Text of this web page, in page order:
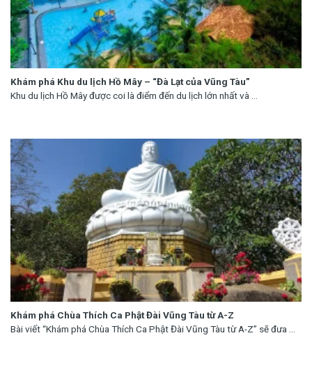
Khám phá Khu du lịch Hồ Mây – “Đà Lạt của Vũng Tàu”
Khu du lịch Hồ Mây được coi là điểm đến du lịch lớn nhất và ...
Khám phá Chùa Thích Ca Phật Đài Vũng Tàu từ A-Z
Bài viết “Khám phá Chùa Thích Ca Phật Đài Vũng Tàu từ A-Z” sẽ đưa ...